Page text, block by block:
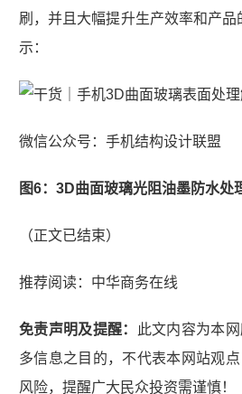
刷，并且大幅提升生产效率和产
示：
微信公众号：手机结构设计联盟
图6：3D曲面玻璃光阻油墨防水处
（正文已结束）
推荐阅读： 中华商务在线
免责声明及提醒：
此文内容为本
多信息之目的，不代表本网站观
风险，提醒广大民众投资需谨慎！